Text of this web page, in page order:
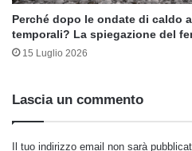
Perché dopo le ondate di caldo
temporali? La spiegazione del
15 Luglio 2026
Lascia un commento
Il tuo indirizzo email non sarà